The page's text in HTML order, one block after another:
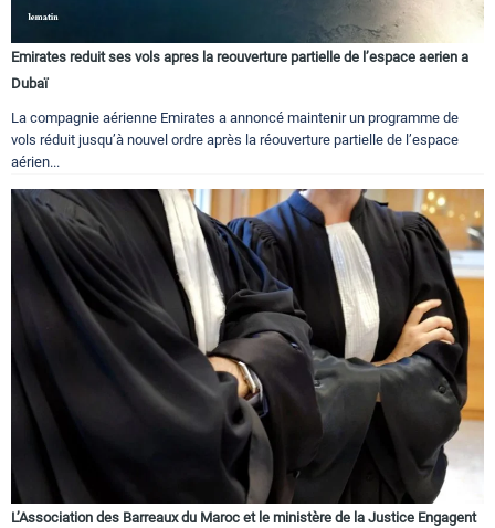
Emirates reduit ses vols apres la reouverture partielle de l’espace aerien a
Dubaï
La compagnie aérienne Emirates a annoncé maintenir un programme de
vols réduit jusqu’à nouvel ordre après la réouverture partielle de l’espace
aérien...
L’Association des Barreaux du Maroc et le ministère de la Justice Engagent